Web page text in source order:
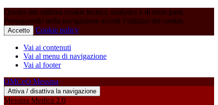
Questo sito utilizza cookie tecnici, analytics e di terze parti.
Proseguendo nella navigazione accetti l’utilizzo dei cookie.
Accetto Cookie policy
Vai ai contenuti
Vai al menu di navigazione
Vai al footer
OMCeO Messina
Attiva / disattiva la navigazione
Messina Medica 2.0